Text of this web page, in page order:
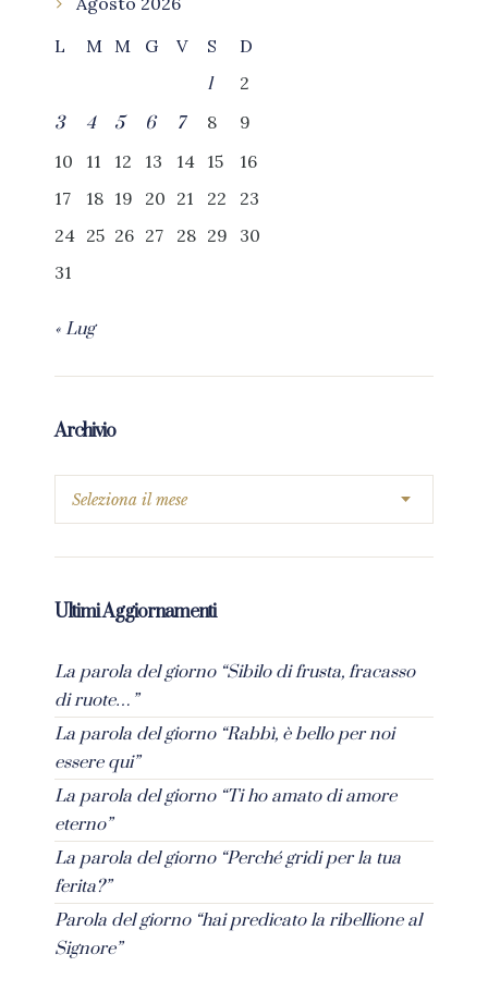
L
M M G V S
D
1
2
3
4 5 6 7 8
9
10
11 12 13 14 15
16
17
18 19 20 21 22
23
24 25 26 27 28 29
30
31
« Lug
Archivio
Ultimi Aggiornamenti
La parola del giorno “Sibilo di frusta, fracasso
di ruote…”
La parola del giorno “Rabbì, è bello per noi
essere qui”
La parola del giorno “Ti ho amato di amore
eterno”
La parola del giorno “Perché gridi per la tua
ferita?”
Parola del giorno “hai predicato la ribellione al
Signore”